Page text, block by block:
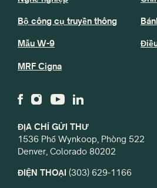
ĐỊA CHỈ GỬI THƯ
1536 Phố Wynkoop, Phòng 522
Denver, Colorado 80202
ĐIỆN THOẠI (303) 629-1166
Bộ công cụ truyền thông
Mẫu W-9
MRF Cigna